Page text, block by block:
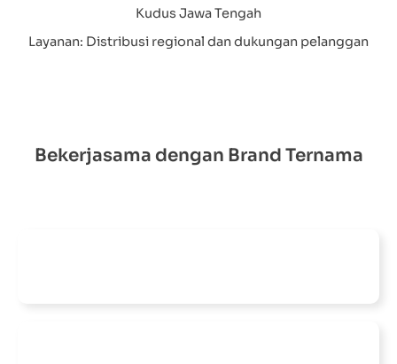
Kudus Jawa Tengah
Layanan: Distribusi regional dan dukungan pelanggan
Bekerjasama dengan Brand Ternama